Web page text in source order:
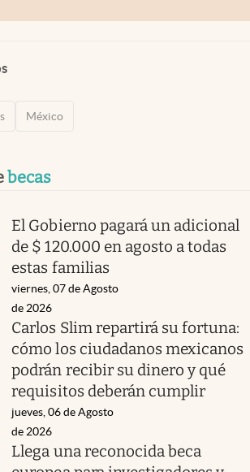
México
becas
El Gobierno pagará un adicional
de $ 120.000 en agosto a todas
estas familias
viernes, 07 de Agosto
de 2026
Carlos Slim repartirá su fortuna:
cómo los ciudadanos mexicanos
podrán recibir su dinero y qué
requisitos deberán cumplir
jueves, 06 de Agosto
de 2026
Llega una reconocida beca